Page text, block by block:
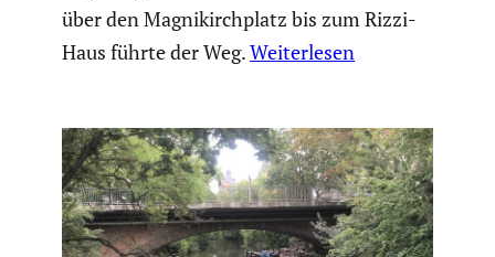
über den Magnikirchplatz bis zum Rizzi-
Haus führte der Weg.Weiterlesen